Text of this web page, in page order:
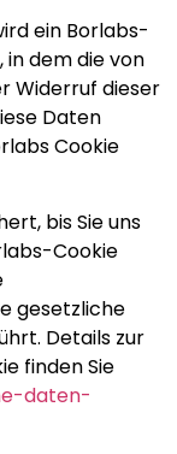
ein Borlabs-
dem die von
Widerruf dieser
Daten
Cookie
bis Sie uns
Cookie
gesetzliche
Details zur
finden Sie
daten-